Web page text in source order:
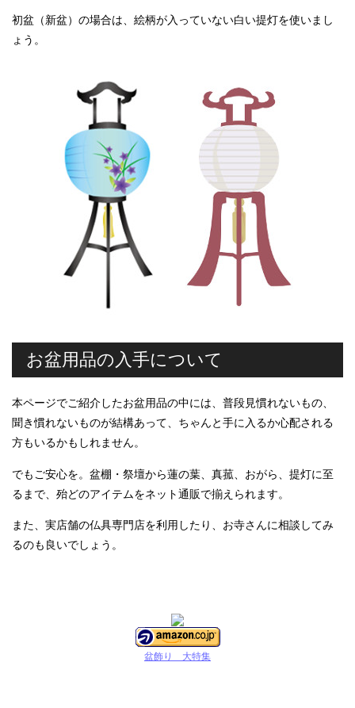
初盆（新盆）の場合は、絵柄が入っていない白い提灯を使いまし
ょう。
お盆用品の入手について
本ページでご紹介したお盆用品の中には、普段見慣れないもの、
聞き慣れないものが結構あって、ちゃんと手に入るか心配される
方もいるかもしれません。
でもご安心を。盆棚・祭壇から蓮の葉、真菰、おがら、提灯に至
るまで、殆どのアイテムをネット通販で揃えられます。
また、実店舗の仏具専門店を利用したり、お寺さんに相談してみ
るのも良いでしょう。
盆飾り 大特集